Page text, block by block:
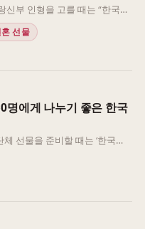
부 인형을 고를 때는 “한국적
않고도 안심하고 전달할 수
니다. 받는 사람이 외국인 친구
선물
명에게 나누기 좋은 한국
선물을 준비할 때는 ‘한국적
전하게 받고, 쉽게 이해하고, 이
는가’를 나눠 보는 편이 좋습